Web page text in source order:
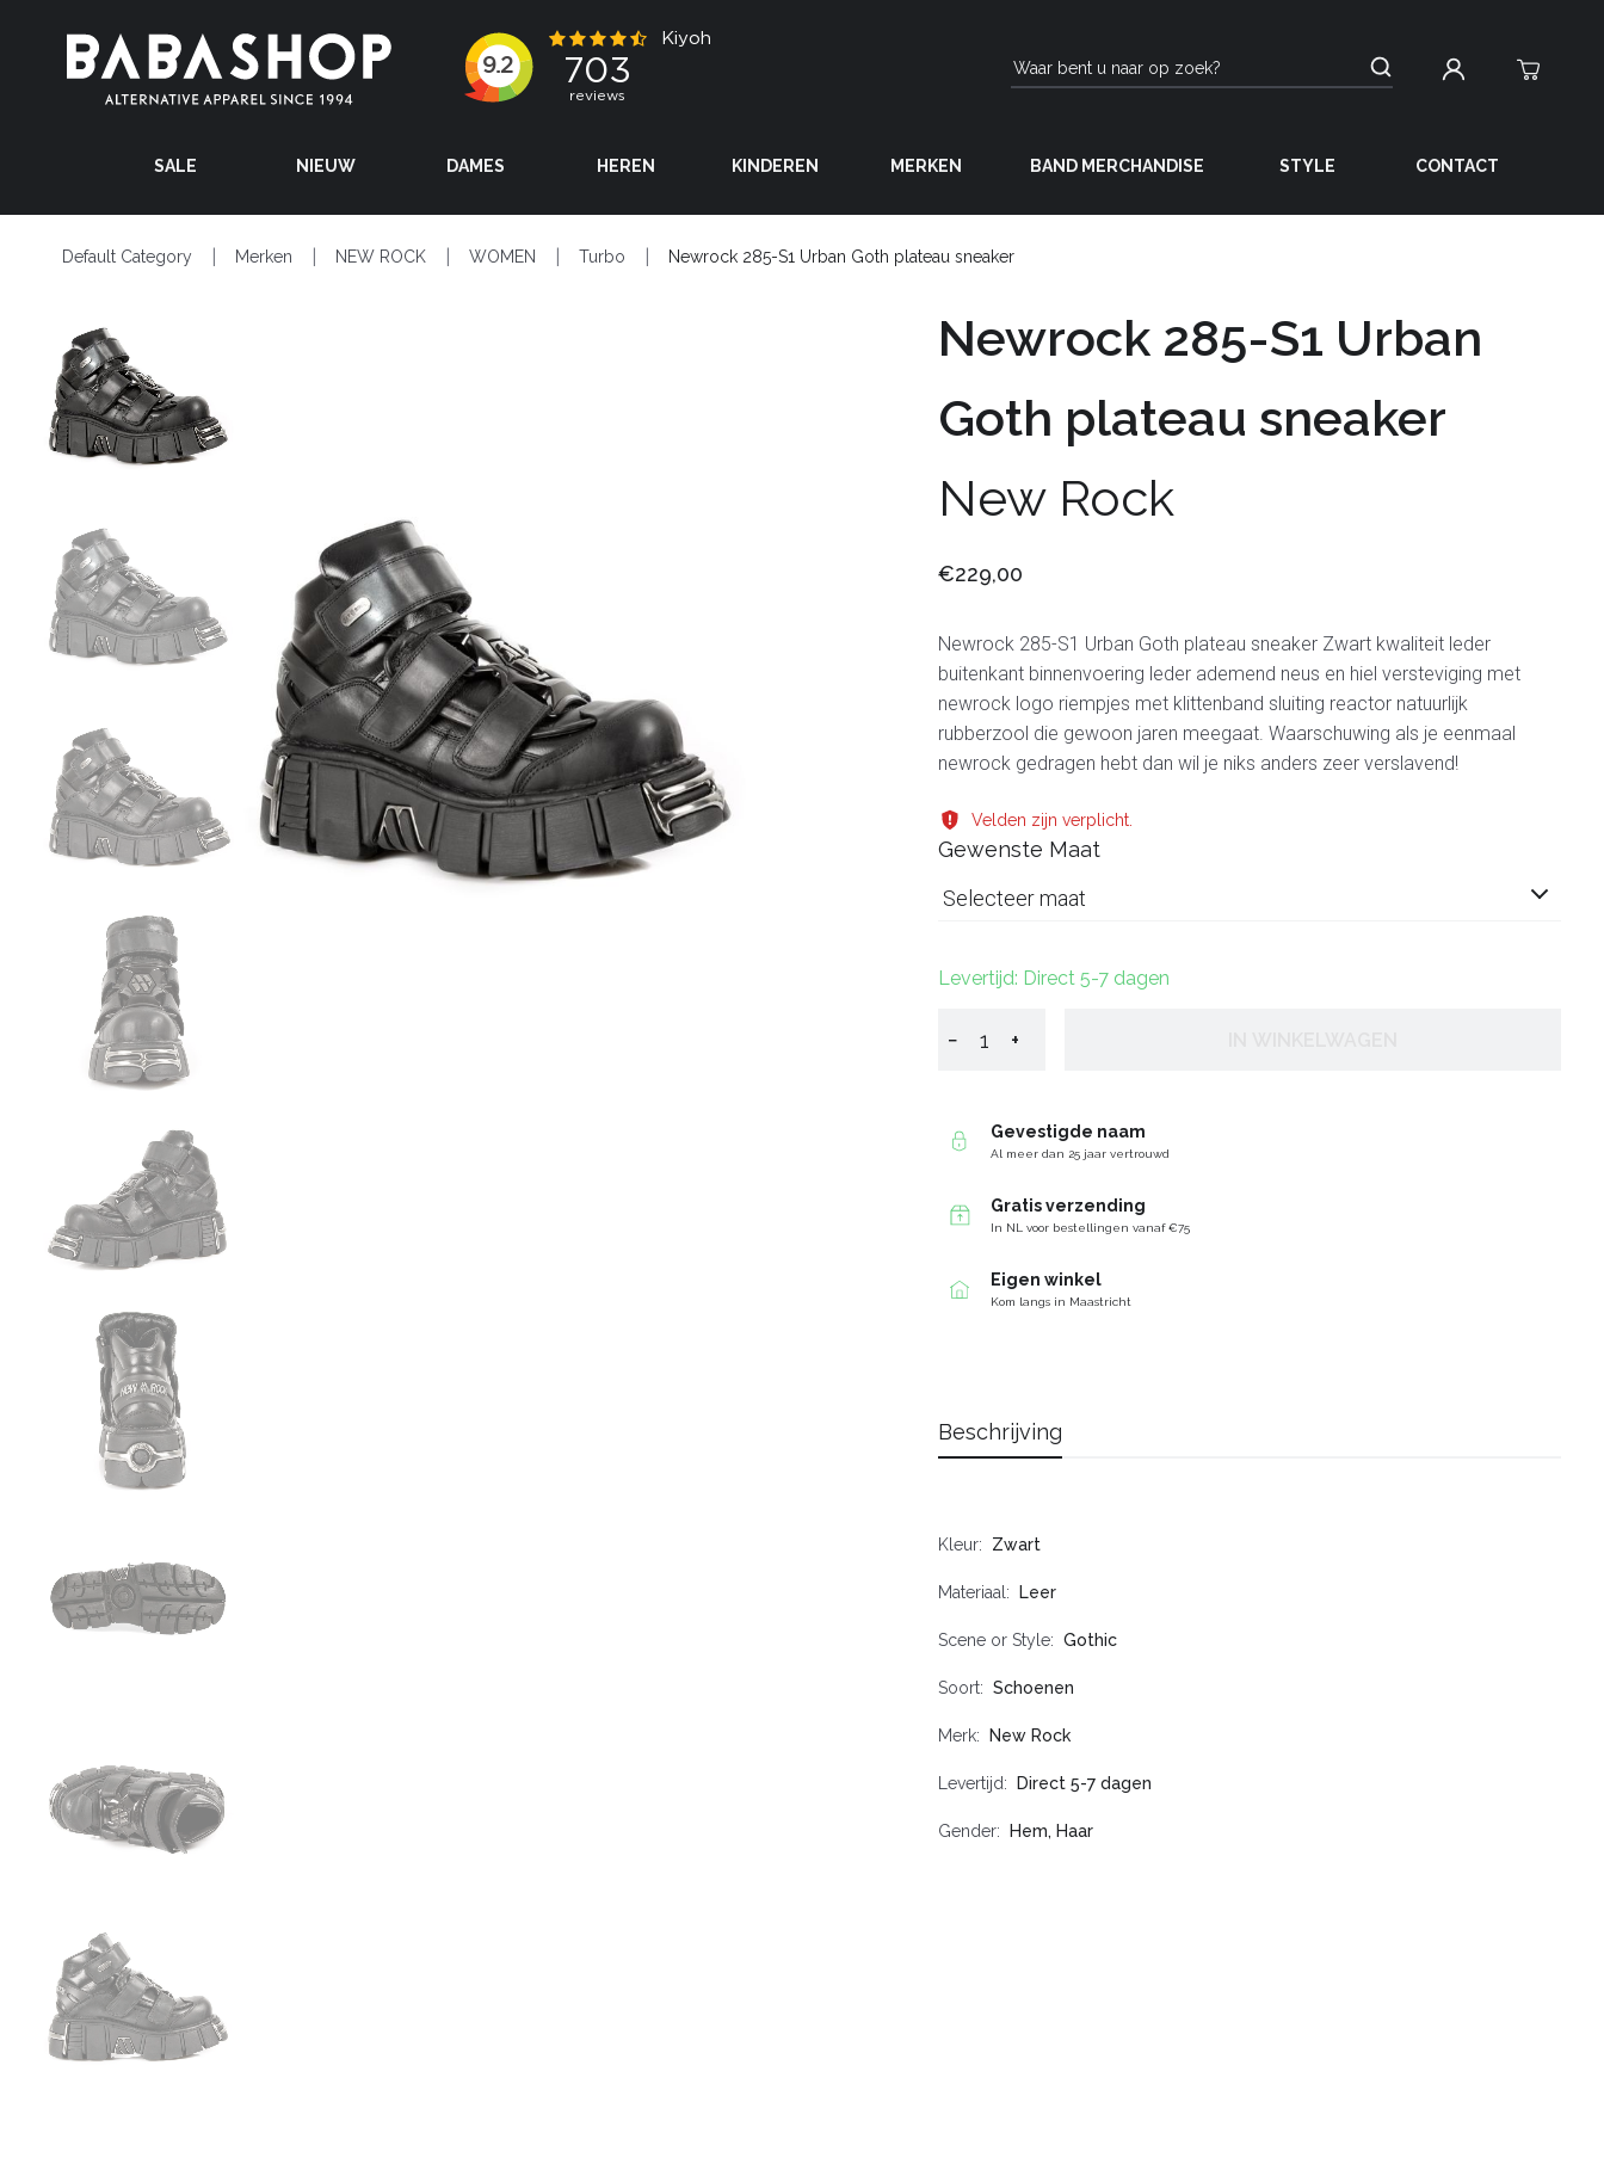
SALE NIEUW DAMES HEREN KINDEREN MERKEN BAND MERCHANDISE STYLE CONTACT
Default Category Merken NEW ROCK WOMEN Turbo Newrock 285-S1 Urban Goth plateau sneaker
Newrock 285-S1 Urban
Goth plateau sneaker
New Rock
€229,00
Newrock 285-S1 Urban Goth plateau sneaker Zwart kwaliteit leder
buitenkant binnenvoering leder ademend neus en hiel versteviging met
newrock logo riempjes met klittenband sluiting reactor natuurlijk
rubberzool die gewoon jaren meegaat. Waarschuwing als je eenmaal
newrock gedragen hebt dan wil je niks anders zeer verslavend!
Velden zijn verplicht.
Gewenste Maat
Selecteer maat
Levertijd: Direct 5-7 dagen
− +
Gevestigde naam
Al meer dan 25 jaar vertrouwd
Gratis verzending
In NL voor bestellingen vanaf €75
Eigen winkel
Kom langs in Maastricht
Beschrijving
Kleur Zwart
Materiaal Leer
Scene or Style Gothic
Soort Schoenen
Merk New Rock
Levertijd Direct 5-7 dagen
Gender Hem, Haar